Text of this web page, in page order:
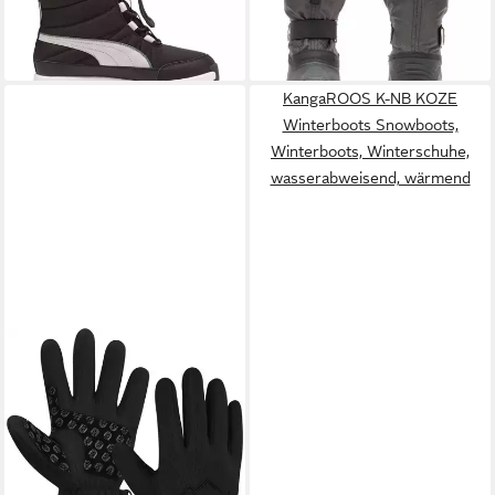
Winterschuhe, wasserdicht
-26%
+1
KangaROOS K-NB KOZE
Winterboots Snowboots,
Winterboots, Winterschuhe,
wasserabweisend, wärmend